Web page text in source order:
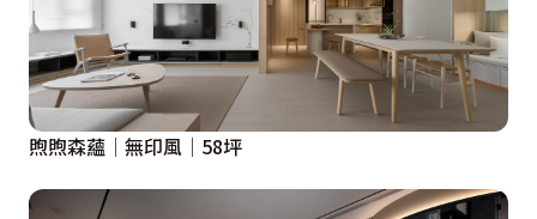
煦煦森蘊│無印風│58坪